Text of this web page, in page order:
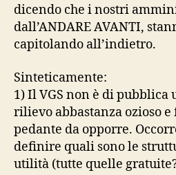
dicendo che i nostri
dall’ANDARE AVANTI,
capitolando all’indietro.
Sinteticamente:
1) Il VGS non è di
rilievo abbastanza ozioso
pedante da opporre.
definire quali sono le
utilità (tutte quelle